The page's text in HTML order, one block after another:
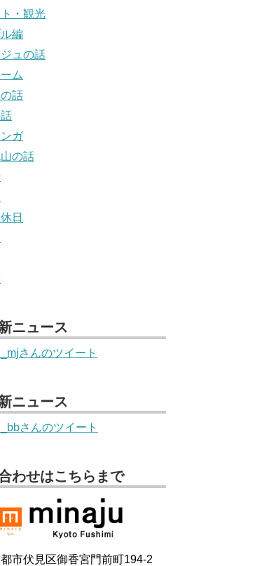
・観光
ル編
ュの話
ム
話
ガ
の話
日
ニュース
さんのツイート
ニュース
さんのツイート
わせはこちらまで
市伏見区御香宮門前町194-2